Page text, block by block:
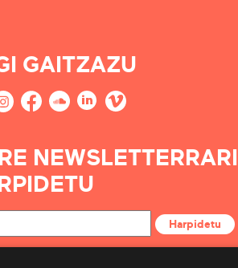
GAITZAZU
NEWSLETTERRARI
Harpidetu